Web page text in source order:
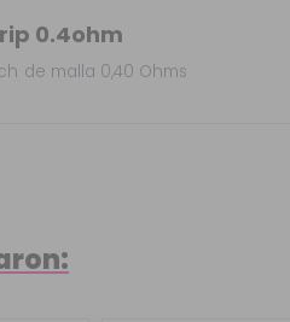
0.4ohm
de malla 0,40 Ohms